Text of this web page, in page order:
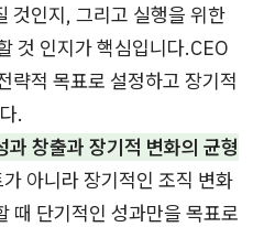
것인지, 그리고 실행을 위한
것 인지가 핵심입니다.CEO
략적 목표로 설정하고 장기적
.
창출과 장기적 변화의 균형
아니라 장기적인 조직 변화
때 단기적인 성과만을 목표로